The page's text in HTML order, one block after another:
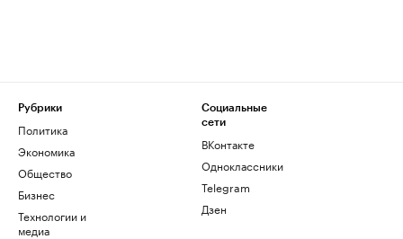
Рубрики
Политика
Экономика
Общество
Бизнес
Технологии и
медиа
Социальные
сети
ВКонтакте
Одноклассники
Telegram
Дзен